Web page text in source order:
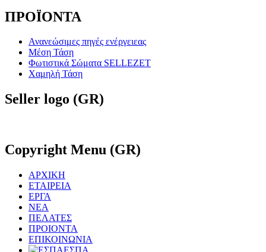
ΠΡΟΪΟΝΤΑ
Ανανεώσιμες πηγές ενέργειεας
Μέση Τάση
Φωτιστικά Σώματα SELLEZET
Χαμηλή Τάση
Seller logo (GR)
Copyright Menu (GR)
ΑΡΧΙΚΗ
ΕΤΑΙΡΕΙΑ
ΕΡΓΑ
ΝΕΑ
ΠΕΛΑΤΕΣ
ΠΡΟΙΟΝΤΑ
ΕΠΙΚΟΙΝΩΝΙΑ
ΕΣΠΑ